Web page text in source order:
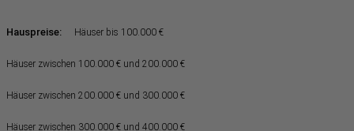
Hauspreise: Häuser bis 100.000 €
Häuser zwischen 100.000 € und 200.000 €
Häuser zwischen 200.000 € und 300.000 €
Häuser zwischen 300.000 € und 400.000 €